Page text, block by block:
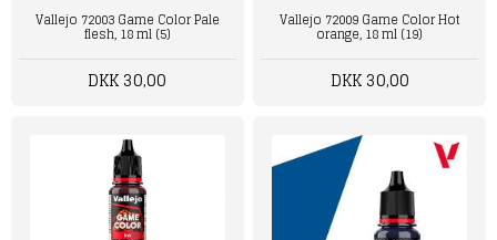
Vallejo 72003 Game Color Pale
flesh, 18 ml (5)
DKK 30,00
Vallejo 72009 Game Color Hot
orange, 18 ml (19)
DKK 30,00